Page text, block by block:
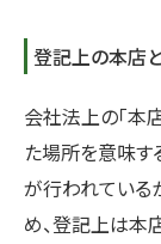
登記上の本店
会社法上の「本
た場所を意味す
が行われている
め、登記上は本